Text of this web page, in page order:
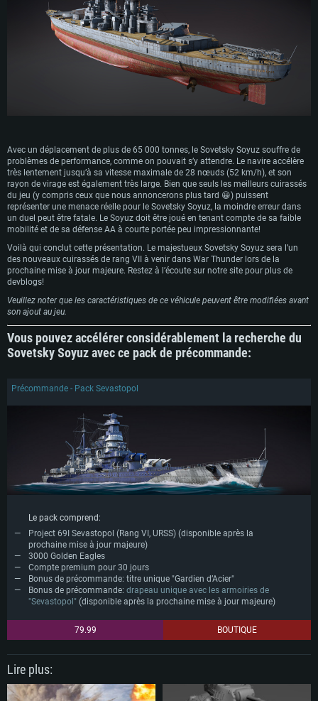
Avec un déplacement de plus de 65 000 tonnes, le Sovetsky Soyuz souffre de
problèmes de performance, comme on pouvait s’y attendre. Le navire accélère
très lentement jusqu’à sa vitesse maximale de 28 nœuds (52 km/h), et son
rayon de virage est également très large. Bien que seuls les meilleurs cuirassés
du jeu (y compris ceux que nous annoncerons plus tard 😀) puissent
représenter une menace réelle pour le Sovetsky Soyuz, la moindre erreur dans
un duel peut être fatale. Le Soyuz doit être joué en tenant compte de sa faible
mobilité et de sa défense AA à courte portée peu impressionnante!
Voilà qui conclut cette présentation. Le majestueux Sovetsky Soyuz sera l’un
des nouveaux cuirassés de rang VII à venir dans War Thunder lors de la
prochaine mise à jour majeure. Restez à l’écoute sur notre site pour plus de
devblogs!
Veuillez noter que les caractéristiques de ce véhicule peuvent être modifiées avant
son ajout au jeu.
Vous pouvez accélérer considérablement la recherche du
Sovetsky Soyuz avec ce pack de précommande:
Précommande - Pack Sevastopol
Le pack comprend:
Project 69I Sevastopol (Rang VI, URSS) (disponible après la
prochaine mise à jour majeure)
3000 Golden Eagles
Compte premium pour 30 jours
Bonus de précommande: titre unique "Gardien d’Acier"
Bonus de précommande: drapeau unique avec les armoiries de
"Sevastopol" (disponible après la prochaine mise à jour majeure)
79.99 BOUTIQUE
Lire plus: